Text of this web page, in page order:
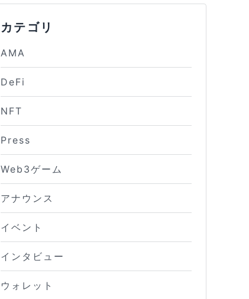
カテゴリ
AMA
DeFi
NFT
Press
Web3ゲーム
アナウンス
イベント
インタビュー
ウォレット